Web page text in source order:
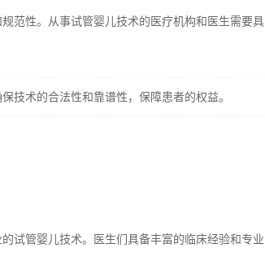
范性。从事试管婴儿技术的医疗机构和医生需要具
技术的合法性和靠谱性，保障患者的权益。
试管婴儿技术。医生们具备丰富的临床经验和专业